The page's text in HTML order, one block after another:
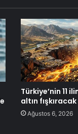
Türkiye’nin 11
altın fışkıracak
Ağustos 6, 2026